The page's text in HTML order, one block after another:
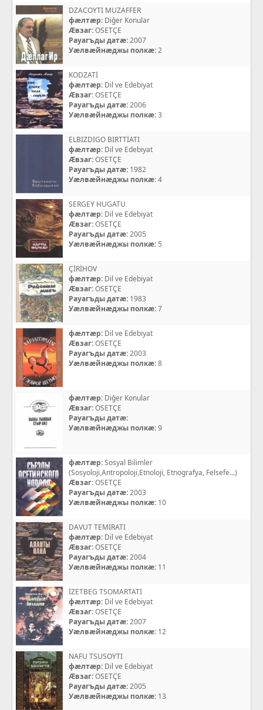
DZACOYTI MUZAFFER
фæлтæр: Diğer Konular
Æвзаг:OSETÇE
Рауагъды датæ:2007
Уæлвæйнæджы полкæ:2
KODZATİ
фæлтæр: Dil ve Edebiyat
Æвзаг:OSETÇE
Рауагъды датæ:2006
Уæлвæйнæджы полкæ:3
ELBIZDIGO BIRTTİATI
фæлтæр: Dil ve Edebiyat
Æвзаг:OSETÇE
Рауагъды датæ: 1982
Уæлвæйнæджы полкæ:4
SERGEY HUGATU
фæлтæр: Dil ve Edebiyat
Æвзаг:OSETÇE
Рауагъды датæ:2005
Уæлвæйнæджы полкæ: 5
ÇİRİHOV
фæлтæр: Dil ve Edebiyat
Æвзаг:OSETÇE
Рауагъды датæ: 1983
Уæлвæйнæджы полкæ:7
фæлтæр: Dil ve Edebiyat
Æвзаг:OSETÇE
Рауагъды датæ:2003
Уæлвæйнæджы полкæ:8
фæлтæр: Diğer Konular
Æвзаг:OSETÇE
Рауагъды датæ:
Уæлвæйнæджы полкæ:9
фæлтæр:Sosyal Bilimler
(Sosyoloji,Antropoloji,Etnoloji, Etnografya, Felsefe...)
Æвзаг:OSETÇE
Рауагъды датæ:2003
Уæлвæйнæджы полкæ: 10
DAVUT TEMIRATI
фæлтæр: Dil ve Edebiyat
Æвзаг:OSETÇE
Рауагъды датæ:2004
Уæлвæйнæджы полкæ: 11
İZETBEG TSOMARTATI
фæлтæр: Dil ve Edebiyat
Æвзаг:OSETÇE
Рауагъды датæ:2007
Уæлвæйнæджы полкæ: 12
NAFU TSUSOYTI
фæлтæр: Dil ve Edebiyat
Æвзаг:OSETÇE
Рауагъды датæ:2005
Уæлвæйнæджы полкæ: 13